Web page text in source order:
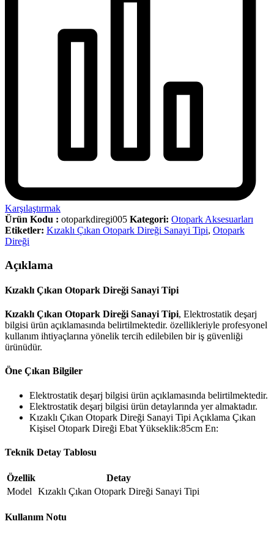
Karşılaştırmak
Ürün Kodu : otoparkdiregi005 Kategori: Otopark Aksesuarları
Etiketler: Kızaklı Çıkan Otopark Direği Sanayi Tipi, Otopark
Direği
Açıklama
Kızaklı Çıkan Otopark Direği Sanayi Tipi
Kızaklı Çıkan Otopark Direği Sanayi Tipi, Elektrostatik deşarj
bilgisi ürün açıklamasında belirtilmektedir. özellikleriyle profesyonel
kullanım ihtiyaçlarına yönelik tercih edilebilen bir iş güvenliği
ürünüdür.
Öne Çıkan Bilgiler
Elektrostatik deşarj bilgisi ürün açıklamasında belirtilmektedir.
Elektrostatik deşarj bilgisi ürün detaylarında yer almaktadır.
Kızaklı Çıkan Otopark Direği Sanayi Tipi Açıklama Çıkan
Kişisel Otopark Direği Ebat Yükseklik:85cm En:
Teknik Detay Tablosu
Özellik
Detay
Model
Kızaklı Çıkan Otopark Direği Sanayi Tipi
Kullanım Notu